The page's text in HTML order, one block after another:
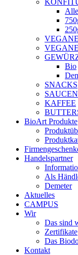
Bio
SNACKS
SAUCEN
KAFFEE
BioArt Produkte
Handelspartner
Als
Demeter
Aktuelles
CAMPUS
Wir
Das sind
Zertifikate
Das
Kontakt